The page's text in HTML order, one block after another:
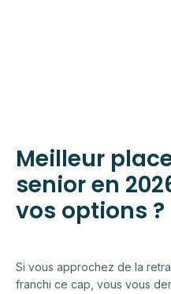
Meilleur
senior en
vos options ?
Si vous approchez de la
franchi ce cap, vous vous